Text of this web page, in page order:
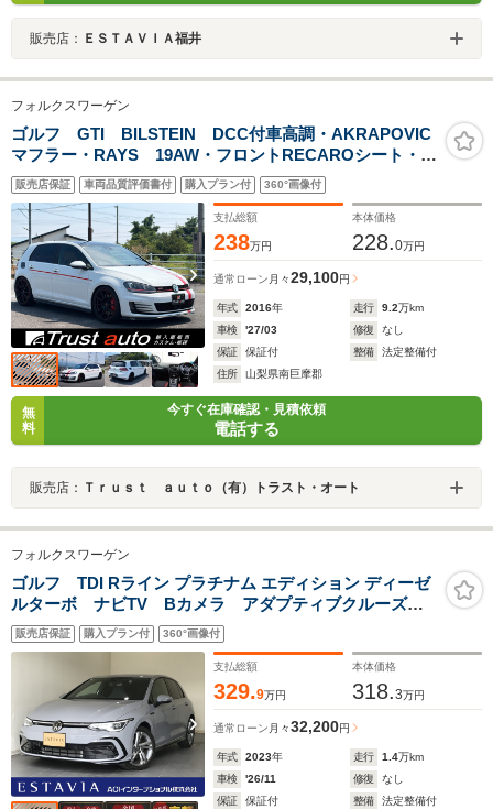
販売店： ＥＳＴＡＶＩＡ福井
フォルクスワーゲン
ゴルフ GTI BILSTEIN DCC付車高調・AKRAPOVIC
マフラー・RAYS 19AW・フロントRECAROシート・フ
ロント RacingLine st2ブレーキキット・リア HHCビ
ックローターキット
販売店保証 車両品質評価書付 購入プラン付 360°画像付
支払総額
238万円
本体価格
228.0万円
通常ローン 月々29,100円
年式 2016年 走行 9.2万km
車検
'27/03 修復
なし
保証
保証付 整備
法定整備付
住所
山梨県南巨摩郡
無
料
今すぐ在庫確認・見積依頼
電話する
販売店： Ｔｒｕｓｔ ａｕｔｏ（有）トラスト・オート
フォルクスワーゲン
ゴルフ TDI Rライン プラチナム エディション ディーゼ
ルターボ ナビTV Bカメラ アダプティブクルーズ
レーンアシスト LEDオートライト シートヒーター
ステアリングヒーター デジタルメーター カープレ
イ アンドロイドオート スマートキー2個
販売店保証 購入プラン付 360°画像付
支払総額
329.9万円
本体価格
318.3万円
通常ローン 月々32,200円
年式 2023年 走行 1.4万km
車検
'26/11 修復
なし
保証
保証付 整備
法定整備付